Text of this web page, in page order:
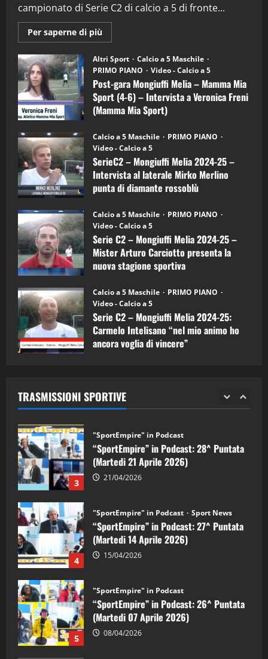
campionato di Serie C2 di calcio a 5 di fronte...
Per saperne di più
informazioni
Post-
gara
Mongiuffi
Melia
–
Mamma
Mia
Sport
6)
–
Intervista
a
mister
Arturo
Carciotto
(Mongiuffi
Altri Sport
Calcio a 5 Maschile
PRIMO PIANO
Video - Calcio a 5
Post-gara Mongiuffi Melia – Mamma Mia
Sport (4-6) – Intervista a Veronica Freni
(Mamma Mia Sport)
Calcio a 5 Maschile
PRIMO PIANO
Video - Calcio a 5
SerieC2 – Mongiuffi Melia 2024-25 –
Intervista al laterale Mirko Merlino
punta di diamante rossoblù
Calcio a 5 Maschile
PRIMO PIANO
Video - Calcio a 5
Serie C2 – Mongiuffi Melia 2024-25 –
Mister Arturo Carciotto presenta la
nuova stagione sportiva
Calcio a 5 Maschile
PRIMO PIANO
Video - Calcio a 5
Serie C2 – Mongiuffi Melia 2024-25:
Carmelo Intelisano “nel mio animo ho
ancora voglia di vincere”
TRASMISSIONI SPORTIVE
2 28/04/2026
3
"SportEmpire" in Podcast
“SportEmpire” in Podcast: 28^ Puntata
(Martedi 21 Aprile 2026)
21/04/2026
4
“SportEmpire” in Podcast: 27^ Puntata
(Martedi 14 Aprile 2026)
15/04/2026
5
“SportEmpire” in Podcast: 26^ Puntata
(Martedi 07 Aprile 2026)
08/04/2026
1
“SportEmpire” in Podcast: 30^ Puntata
(Martedi 05 Maggio 2026)
08/05/2026
2 28/04/2026
3
"SportEmpire" in Podcast
“SportEmpire” in Podcast: 28^ Puntata
(Martedi 21 Aprile 2026)
21/04/2026
4
"SportEmpire" in Podcast Sport News
“SportEmpire” in Podcast: 27^ Puntata
(Martedi 14 Aprile 2026)
15/04/2026
5
"SportEmpire" in Podcast
“SportEmpire” in Podcast: 26^ Puntata
(Martedi 07 Aprile 2026)
08/04/2026